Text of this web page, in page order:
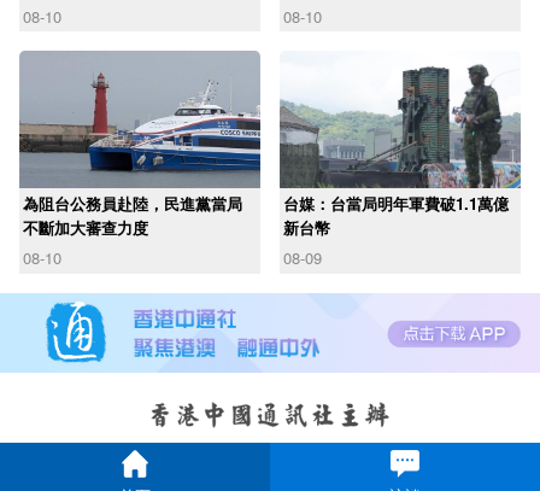
08-10
08-10
為阻台公務員赴陸，民進黨當局
不斷加大審查力度
08-10
台媒：台當局明年軍費破1.1萬億
新台幣
08-09